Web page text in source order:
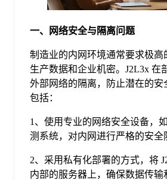
一、网络安全与隔离问题
制造业的内网环境通常要求极高
生产数据和企业机密。J2L3x 在
外部网络的隔离，防止潜在的安
包括：
1、使用专业的网络安全设备，
测系统，对内网进行严格的安全
2、采用私有化部署的方式，将
内部的服务器上，确保数据传输